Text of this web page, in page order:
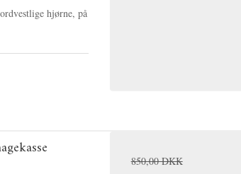
hjørne, på
850,00 DKK